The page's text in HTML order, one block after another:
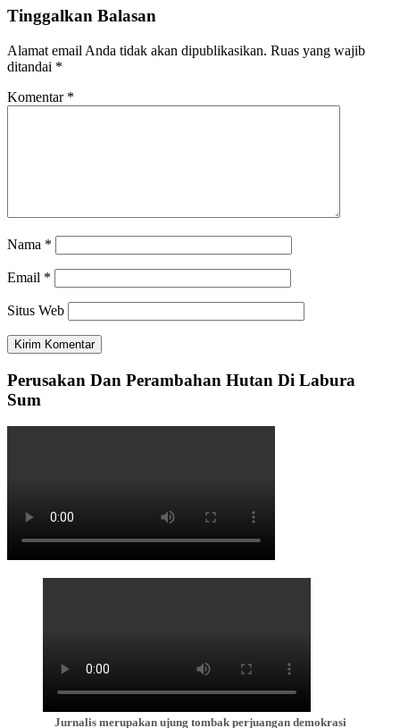
Tinggalkan Balasan
Alamat email Anda tidak akan dipublikasikan. Ruas yang wajib
ditandai *
Komentar *
Nama *
Email *
Situs Web
Perusakan Dan Perambahan Hutan Di Labura
Sum
Jurnalis merupakan ujung tombak perjuangan demokrasi